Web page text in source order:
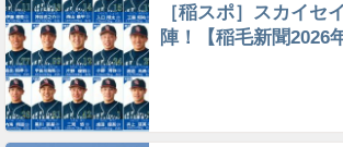
［稲スポ］スカイセ
陣！【稲毛新聞2026